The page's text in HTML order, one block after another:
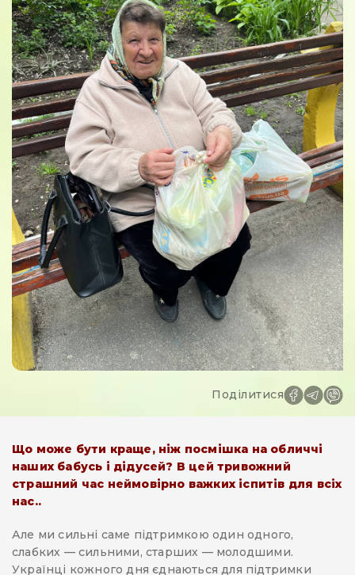
Поділитися
Що може бути краще, ніж посмішка на обличчі
наших бабусь і дідусей? В цей тривожний
страшний час неймовірно важких іспитів для всіх
нас..
Але ми сильні саме підтримкою один одного,
слабких — сильними, старших — молодшими.
Українці кожного дня єднаються для підтримки